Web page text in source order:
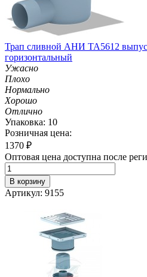
Трап сливной АНИ TA5612
горизонтальный
Ужасно
Плохо
Нормально
Хорошо
Отлично
Упаковка: 10
Розничная цена:
1370 ₽
Оптовая цена доступна после
В корзину
Артикул: 9155